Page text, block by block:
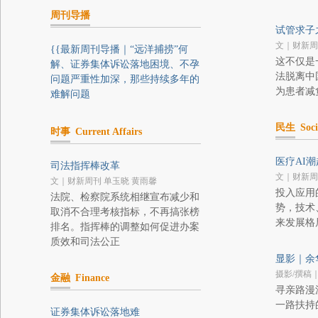
周刊导播
{{最新周刊导播｜“远洋捕捞”何
解、证券集体诉讼落地困境、不孕
问题严重性加深，那些持续多年的
难解问题
时事 Current Affairs
司法指挥棒改革
文｜财新周刊 单玉晓 黄雨馨
法院、检察院系统相继宣布减少和
取消不合理考核指标，不再搞张榜
排名。指挥棒的调整如何促进办案
质效和司法公正
金融 Finance
证券集体诉讼落地难
试管求子
文｜财新
这不仅是
法脱离中
为患者减
民生
医疗AI潮
文｜财新
投入应用
势，技术
来发展格
显影｜
摄影/撰稿
寻亲路漫
一路扶持